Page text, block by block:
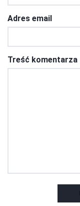
Adres email
Treść komentarza